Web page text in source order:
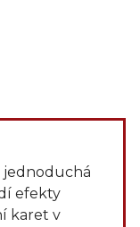
jednoduchá
efekty
karet v